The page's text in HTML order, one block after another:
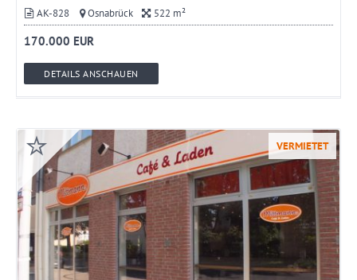
AK-828 Osnabrück 522 m²
170.000 EUR
DETAILS ANSCHAUEN
VERMIETET